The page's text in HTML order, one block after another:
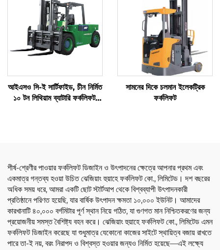
আইএসও সি-ই সার্টিফাইড, চীন নির্মিত
১০ টন লিথিয়াম ব্যাটারি ফর্কলিফট,
সামনের দিকে চলমান ইলেকট্রিক
ফর্কলিফট
শীর্ষ-শ্রেণীর পাওয়ার ফর্কলিফট ডিজাইন ও উৎপাদনের ক্ষেত্রে আপনার প্রথম এবং
একমাত্র গন্তব্য হওয়া উচিত ঝেজিয়াং হুয়াহে ফর্কলিফট কো., লিমিটেড। দশ বছরের
অধিক সময় ধরে, আমরা একটি ছোট স্টার্টআপ থেকে বিশ্বব্যাপী উৎপাদনকারী
প্রতিষ্ঠানে পরিণত হয়েছি, যার বার্ষিক উৎপাদন ক্ষমতা ১০,০০০ ইউনিট। আমাদের
কারখানাটি ৪০,০০০ বর্গমিটার পূর্ণ স্থান নিয়ে গঠিত, যা গুণগত মান নিশ্চিতকরণের জন্য
প্রয়োজনীয় সমস্ত বৈশিষ্ট্য বহন করে। ঝেজিয়াং হুয়াহে ফর্কলিফট কো., লিমিটেড এমন
ফর্কলিফট ডিজাইন করেছে যা শুধুমাত্র যেকোনো কাজের সাইটে স্থায়িত্ব বজায় রাখতে
পারে তা-ই নয়, বরং নিরাপদ ও বিশ্বস্ত হওয়ার জন্যও নির্মিত হয়েছে—এই লক্ষ্যে